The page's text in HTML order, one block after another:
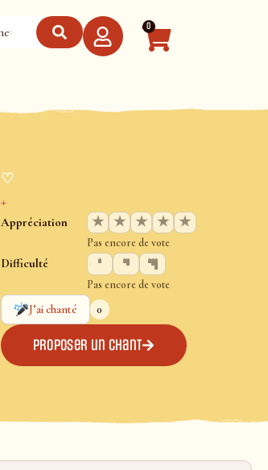
0
♡
+
Appréciation ★ ★ ★ ★ ★
Pas encore de vote
Difficulté
Pas encore de vote
J’ai chanté
0
Proposer un chant